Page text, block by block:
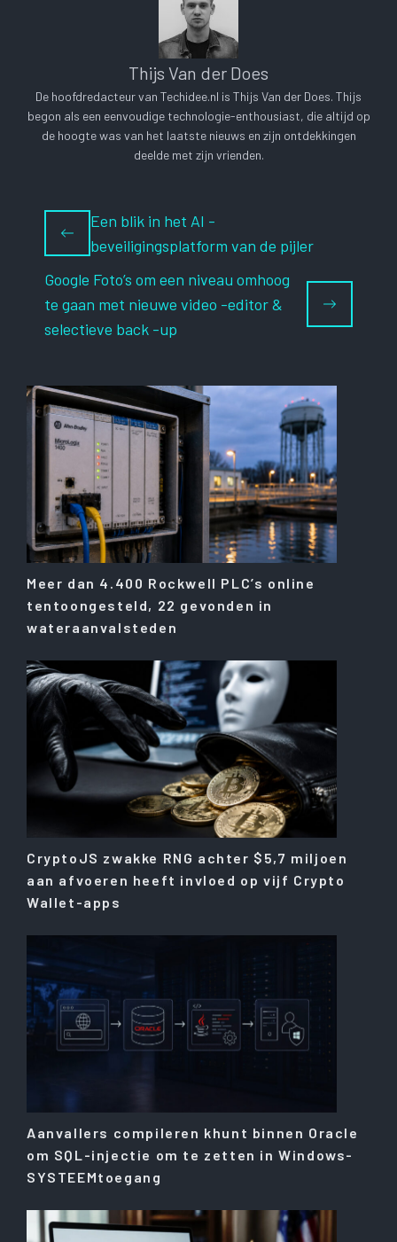
Thijs Van der Does
De hoofdredacteur van Techidee.nl is Thijs Van der Does. Thijs
begon als een eenvoudige technologie-enthousiast, die altijd op
de hoogte was van het laatste nieuws en zijn ontdekkingen
deelde met zijn vrienden.
Een blik in het AI -
beveiligingsplatform van de pijler
Google Foto’s om een niveau omhoog
te gaan met nieuwe video -editor &
selectieve back -up
Meer dan 4.400 Rockwell PLC’s online
tentoongesteld, 22 gevonden in
wateraanvalsteden
CryptoJS zwakke RNG achter $5,7 miljoen
aan afvoeren heeft invloed op vijf Crypto
Wallet-apps
Aanvallers compileren khunt binnen Oracle
om SQL-injectie om te zetten in Windows-
SYSTEEMtoegang